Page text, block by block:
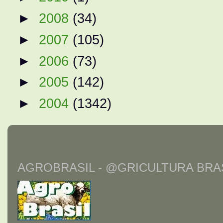
► 2008 (34)
► 2007 (105)
► 2006 (73)
► 2005 (142)
► 2004 (1342)
AGROBRASIL - @GRICULTURA